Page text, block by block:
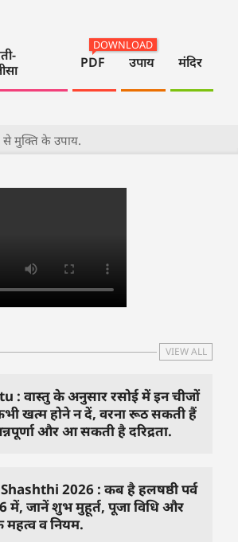
PDF
DOWNLOAD
उपाय मंदिर
मुक्ति के उपाय.
VIEW ALL
: वास्तु के अनुसार रसोई में इन चीजों
खत्म होने न दें, वरना रूठ सकती हैं
और आ सकती है दरिद्रता.
2026 : कब है हलषष्ठी पर्व
में, जानें शुभ मुहूर्त, पूजा विधि और
व नियम.